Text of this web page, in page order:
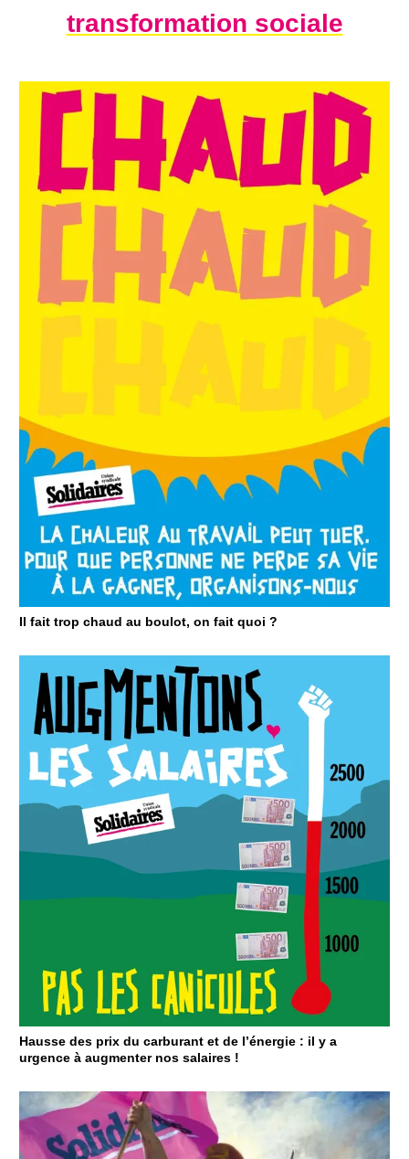
transformation sociale
Il fait trop chaud au boulot, on fait quoi ?
Hausse des prix du carburant et de l’énergie : il y a
urgence à augmenter nos salaires !